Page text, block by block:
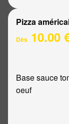
Pizza
Dès 10.00
Base sauce
oeuf